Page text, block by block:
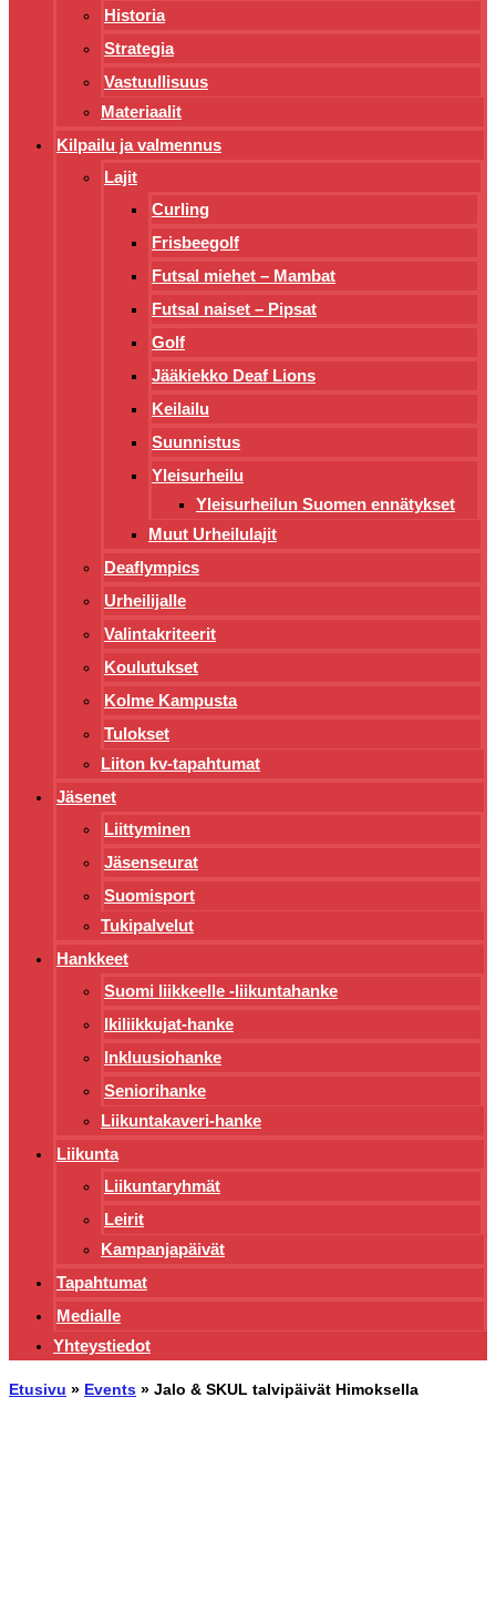
Historia
Strategia
Vastuullisuus
Materiaalit
Kilpailu ja valmennus
Lajit
Curling
Frisbeegolf
Futsal miehet – Mambat
Futsal naiset – Pipsat
Golf
Jääkiekko Deaf Lions
Keilailu
Suunnistus
Yleisurheilu
Yleisurheilun Suomen ennätykset
Muut Urheilulajit
Deaflympics
Urheilijalle
Valintakriteerit
Koulutukset
Kolme Kampusta
Tulokset
Liiton kv-tapahtumat
Jäsenet
Liittyminen
Jäsenseurat
Suomisport
Tukipalvelut
Hankkeet
Suomi liikkeelle -liikuntahanke
Ikiliikkujat-hanke
Inkluusiohanke
Seniorihanke
Liikuntakaveri-hanke
Liikunta
Liikuntaryhmät
Leirit
Kampanjapäivät
Tapahtumat
Medialle
Yhteystiedot
Etusivu » Events » Jalo & SKUL talvipäivät Himoksella